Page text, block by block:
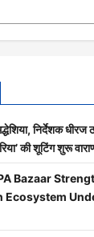
निर्देशक
की शूटिंग शुरू
Bazaar
Ecosystem